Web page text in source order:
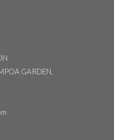
GARDEN,